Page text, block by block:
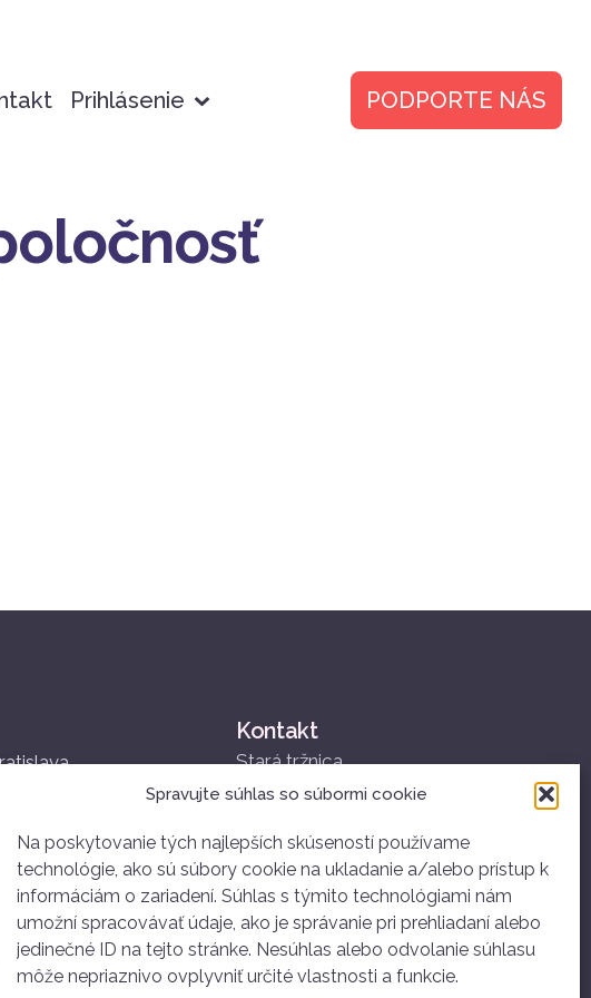
Spravujte súhlas so súbormi cookie
Na poskytovanie tých najlepších skúseností používame
technológie, ako sú súbory cookie na ukladanie a/alebo prístup k
informáciám o zariadení. Súhlas s týmito technológiami nám
umožní spracovávať údaje, ako je správanie pri prehliadaní alebo
jedinečné ID na tejto stránke. Nesúhlas alebo odvolanie súhlasu
môže nepriaznivo ovplyvniť určité vlastnosti a funkcie.
Prihlásenie PODPORTE NÁS
Kontakt
Stará tržnica
Nám. SNP 25
+421 907 834 314
ahoj@dobrovolnictvoba.sk